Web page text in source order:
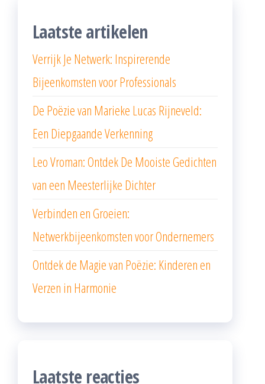
Laatste artikelen
Verrijk Je Netwerk: Inspirerende
Bijeenkomsten voor Professionals
De Poëzie van Marieke Lucas Rijneveld:
Een Diepgaande Verkenning
Leo Vroman: Ontdek De Mooiste Gedichten
van een Meesterlijke Dichter
Verbinden en Groeien:
Netwerkbijeenkomsten voor Ondernemers
Ontdek de Magie van Poëzie: Kinderen en
Verzen in Harmonie
Laatste reacties